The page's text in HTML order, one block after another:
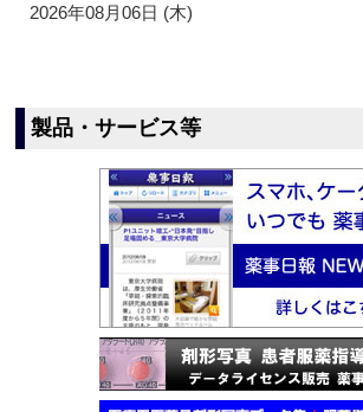
2026年08月06日 (木)
製品・サービス等